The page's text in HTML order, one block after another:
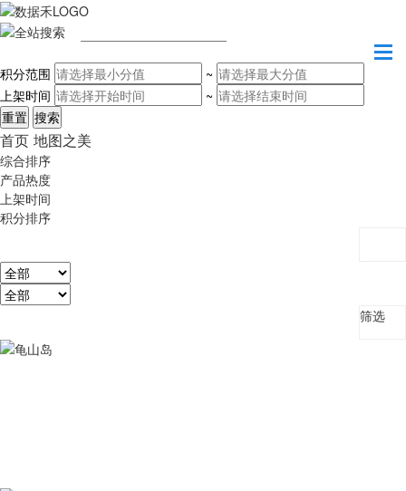
积分范围
~
上架时间
~
首页 地图之美
综合排序
产品热度
上架时间
积分排序
筛选